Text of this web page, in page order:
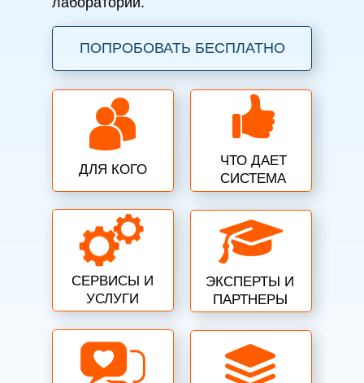
ПОПРОБОВАТЬ БЕСПЛАТНО
ДЛЯ КОГО
ЧТО ДАЕТ
СИСТЕМА
СЕРВИСЫ И
УСЛУГИ
ЭКСПЕРТЫ И
ПАРТНЕРЫ